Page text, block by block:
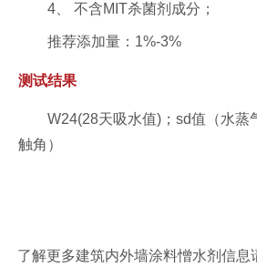
4、 不含MIT杀菌剂成分；
推荐添加量：1%-3%
测试结果
W24(28天吸水值)；sd值（水蒸
触角）
了解更多建筑内外墙涂料憎水剂信息